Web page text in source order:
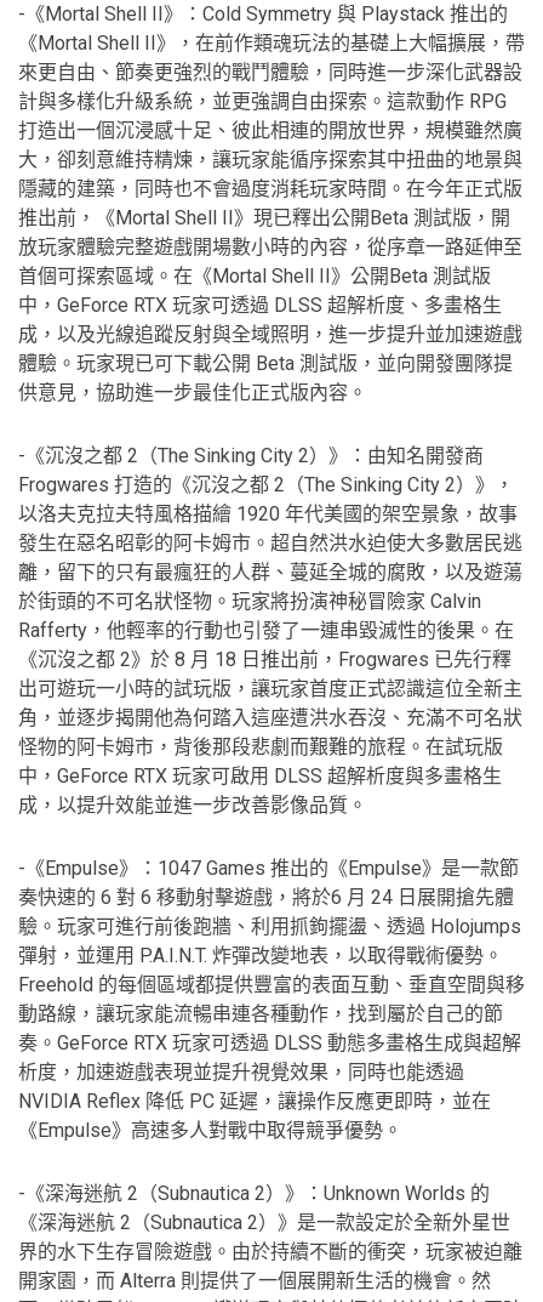
-《Mortal Shell II》：Cold Symmetry 與 Playstack 推出的
《Mortal Shell II》，在前作類魂玩法的基礎上大幅擴展，帶
來更自由、節奏更強烈的戰鬥體驗，同時進一步深化武器設
計與多樣化升級系統，並更強調自由探索。這款動作 RPG
打造出一個沉浸感十足、彼此相連的開放世界，規模雖然廣
大，卻刻意維持精煉，讓玩家能循序探索其中扭曲的地景與
隱藏的建築，同時也不會過度消耗玩家時間。在今年正式版
推出前，《Mortal Shell II》現已釋出公開Beta 測試版，開
放玩家體驗完整遊戲開場數小時的內容，從序章一路延伸至
首個可探索區域。在《Mortal Shell II》公開Beta 測試版
中，GeForce RTX 玩家可透過 DLSS 超解析度、多畫格生
成，以及光線追蹤反射與全域照明，進一步提升並加速遊戲
體驗。玩家現已可下載公開 Beta 測試版，並向開發團隊提
供意見，協助進一步最佳化正式版內容。
-《沉沒之都 2（The Sinking City 2）》：由知名開發商
Frogwares 打造的《沉沒之都 2（The Sinking City 2）》，
以洛夫克拉夫特風格描繪 1920 年代美國的架空景象，故事
發生在惡名昭彰的阿卡姆市。超自然洪水迫使大多數居民逃
離，留下的只有最瘋狂的人群、蔓延全城的腐敗，以及遊蕩
於街頭的不可名狀怪物。玩家將扮演神秘冒險家 Calvin
Rafferty，他輕率的行動也引發了一連串毀滅性的後果。在
《沉沒之都 2》於 8 月 18 日推出前，Frogwares 已先行釋
出可遊玩一小時的試玩版，讓玩家首度正式認識這位全新主
角，並逐步揭開他為何踏入這座遭洪水吞沒、充滿不可名狀
怪物的阿卡姆市，背後那段悲劇而艱難的旅程。在試玩版
中，GeForce RTX 玩家可啟用 DLSS 超解析度與多畫格生
成，以提升效能並進一步改善影像品質。
-《Empulse》：1047 Games 推出的《Empulse》是一款節
奏快速的 6 對 6 移動射擊遊戲，將於6 月 24 日展開搶先體
驗。玩家可進行前後跑牆、利用抓鉤擺盪、透過 Holojumps
彈射，並運用 P.A.I.N.T. 炸彈改變地表，以取得戰術優勢。
Freehold 的每個區域都提供豐富的表面互動、垂直空間與移
動路線，讓玩家能流暢串連各種動作，找到屬於自己的節
奏。GeForce RTX 玩家可透過 DLSS 動態多畫格生成與超解
析度，加速遊戲表現並提升視覺效果，同時也能透過
NVIDIA Reflex 降低 PC 延遲，讓操作反應更即時，並在
《Empulse》高速多人對戰中取得競爭優勢。
-《深海迷航 2（Subnautica 2）》：Unknown Worlds 的
《深海迷航 2（Subnautica 2）》是一款設定於全新外星世
界的水下生存冒險遊戲。由於持續不斷的衝突，玩家被迫離
開家園，而 Alterra 則提供了一個展開新生活的機會。然